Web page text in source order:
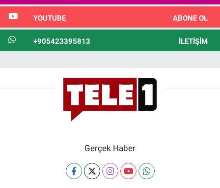
YOUTUBE ABONE OL
+905423395813 İLETIŞIM
Gerçek Haber